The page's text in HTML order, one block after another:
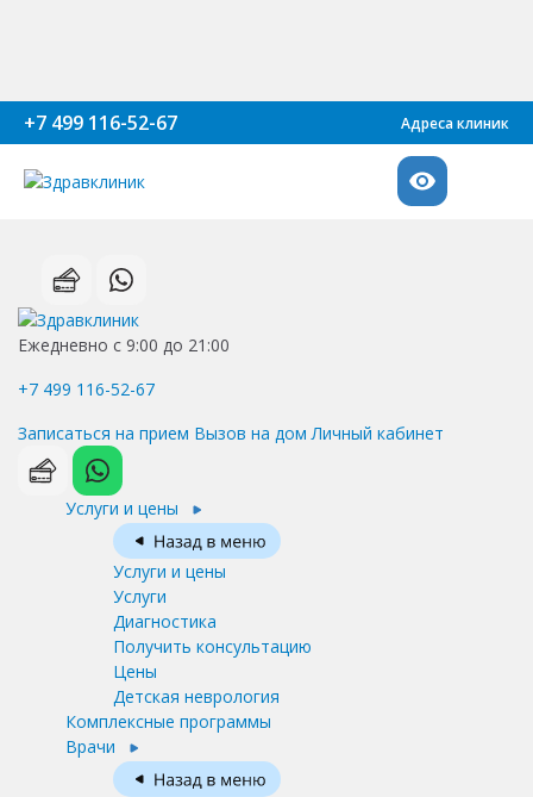
+7 499 116-52-67 Адреса клиник
Ежедневно с 9:00 до 21:00
+7 499 116-52-67
Записаться на прием Вызов на дом Личный кабинет
Услуги и цены
Услуги и цены
Услуги
Диагностика
Получить консультацию
Цены
Детская неврология
Комплексные программы
Врачи